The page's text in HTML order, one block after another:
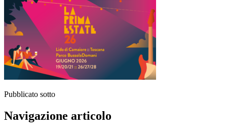
Pubblicato sotto
Navigazione articolo